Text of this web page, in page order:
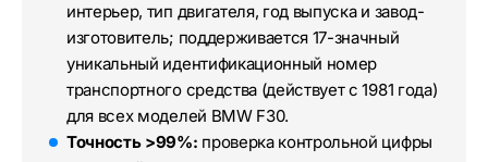
интерьер, тип двигателя, год выпуска и завод-
изготовитель; поддерживается 17-значный
уникальный идентификационный номер
транспортного средства (действует с 1981 года)
для всех моделей BMW F30.
Точность >99%: проверка контрольной цифры